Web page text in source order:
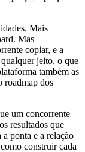
Mais
Mas
copiar, e a
jeito, o que
também as
roadmap dos
um concorrente
resultados que
ponta e a relação
construir cada